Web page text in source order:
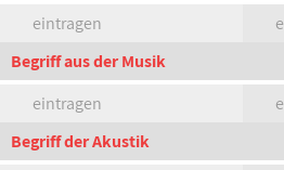
eintragen
Begriff aus der Musik
eintragen
Begriff der Akustik